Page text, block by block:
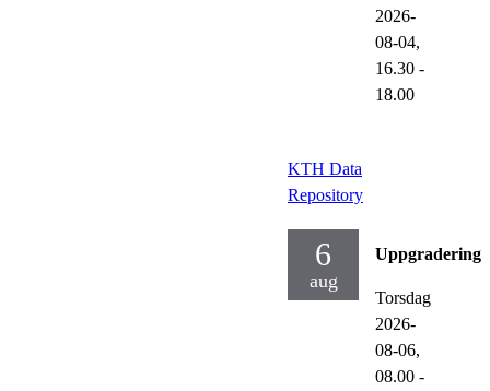
2026-
08-04,
16.30 -
18.00
KTH Data
Repository
6
aug
Torsdag
2026-
08-06,
08.00 -